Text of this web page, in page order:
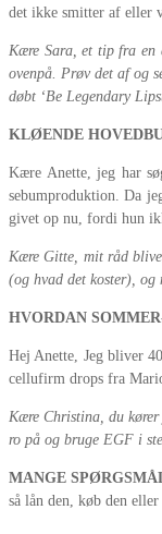
det ikke smitter af eller
Kære Sara, et tip fra en
ovenpå. Prøv det af og
døbt ‘Be Legendary
KLØENDE
Kære Anette, jeg har
sebumproduktion. Da
givet op nu, fordi hun
Kære Gitte, mit råd
(og hvad det koster),
HVORDAN
Hej Anette, Jeg bliver
cellufirm drops fra
Kære Christina, du
ro på og bruge EGF i
MANGE
så lån den, køb den